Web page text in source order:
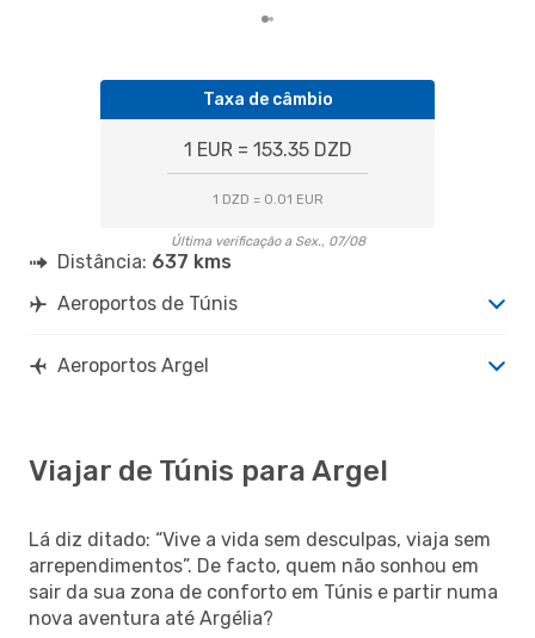
Taxa de câmbio
1 EUR = 153.35 DZD
1 DZD = 0.01 EUR
Última verificação a Sex., 07/08
Distância: 637 kms
Aeroportos de Túnis
Aeroportos Argel
Viajar de Túnis para Argel
Lá diz ditado: “Vive a vida sem desculpas, viaja sem
arrependimentos”. De facto, quem não sonhou em
sair da sua zona de conforto em Túnis e partir numa
nova aventura até Argélia?